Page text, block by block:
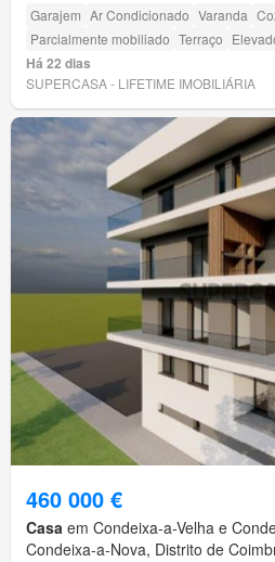
Garajem Ar Condicionado Varanda
Parcialmente mobiliado Terraço
Há 22 dias
SUPERCASA - LIFETIME IMOBILIÁRIA
460 000 €
Casa em Condeixa-a-Velha e
Condeixa-a-Nova, Distrito de